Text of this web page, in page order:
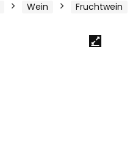
Wein Fruchtwein